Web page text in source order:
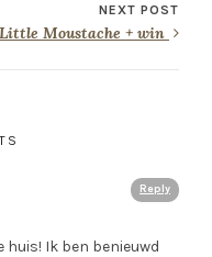
NEXT POST
Little Moustache + win
Reply
huis! Ik ben benieuwd